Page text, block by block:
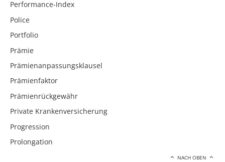
Performance-Index
Police
Portfolio
Prämie
Prämienanpassungsklausel
Prämienfaktor
Prämienrückgewähr
Private Krankenversicherung
Progression
Prolongation
NACH OBEN